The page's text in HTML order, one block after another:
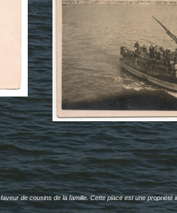
de cousins de la famille. Cette place est une propriété